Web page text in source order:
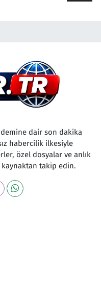
dair son dakika
habercilik ilkesiyle
özel dosyalar ve anlık
takip edin.